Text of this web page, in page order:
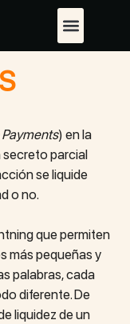
) en la
secreto parcial
se liquide
o no.
que permiten
más pequeñas y
palabras, cada
diferente. De
liquidez de un